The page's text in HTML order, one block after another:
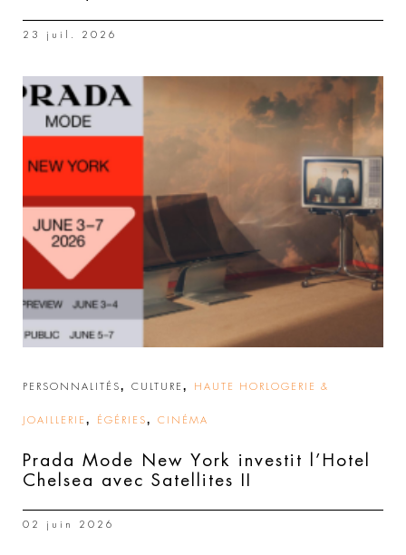
23 juil. 2026
PERSONNALITÉS, CULTURE , HAUTE HORLOGERIE &
JOAILLERIE , ÉGÉRIES, CINÉMA
Prada Mode New York investit l’Hotel
Chelsea avec Satellites II
02 juin 2026